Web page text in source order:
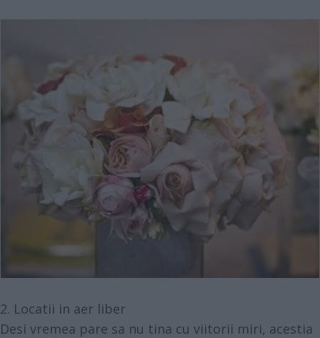
2. Locatii in aer liber
Desi vremea pare sa nu tina cu viitorii miri, acestia